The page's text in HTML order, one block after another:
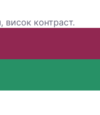
висок контраст.